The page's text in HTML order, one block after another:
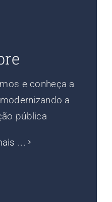
e conheça a
a
pública
...